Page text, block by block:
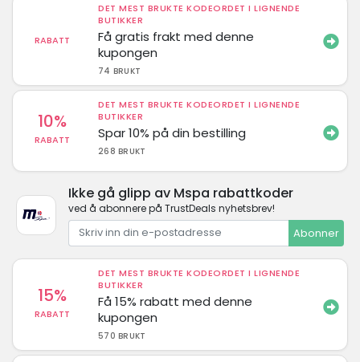
RABATT
DET MEST BRUKTE KODEORDET I LIGNENDE
BUTIKKER
Få gratis frakt med denne
kupongen
74 BRUKT
10%
RABATT
DET MEST BRUKTE KODEORDET I LIGNENDE
BUTIKKER
Spar 10% på din bestilling
268 BRUKT
Ikke gå glipp av Mspa rabattkoder
ved å abonnere på TrustDeals nyhetsbrev!
Abonner
15%
RABATT
DET MEST BRUKTE KODEORDET I LIGNENDE
BUTIKKER
Få 15% rabatt med denne
kupongen
570 BRUKT